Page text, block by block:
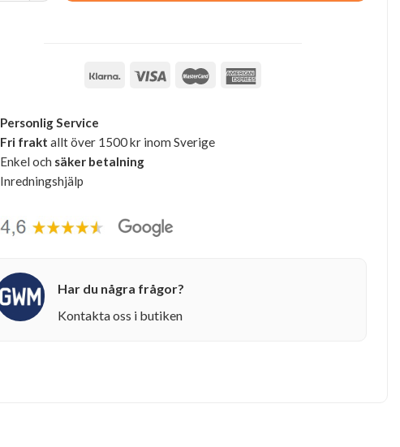
Personlig Service
Fri frakt allt över 1500 kr inom Sverige
Enkel och säker betalning
Inredningshjälp
Har du några frågor?
Kontakta oss i butiken